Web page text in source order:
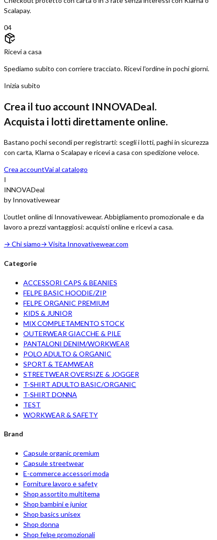
LT154
Lotto
LT154ACCESSORI CAPS & BEANIES
E-commerce accessori moda - 616 pz
W210: 360 | RC018J: 157 | RC031X: 91 | RC028J: 8 · 4 colori
Claret
Red
White
616pezzi nel lotto
399,90 €
lotto
o in 3 rate da133,30 €con Klarna.
Dettaglio AggiungiAggiungi lotto